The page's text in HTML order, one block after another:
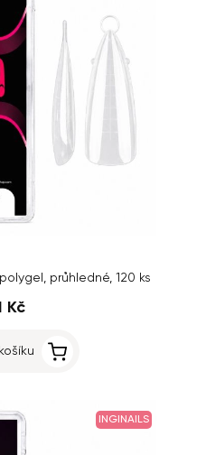
průhledné, 120 ks
Kč
INGINAILS